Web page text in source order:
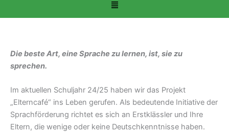
Menü
Die beste Art, eine Sprache zu lernen, ist, sie zu
sprechen.
Im aktuellen Schuljahr 24/25 haben wir das Projekt
„Elterncafé“ ins Leben gerufen. Als bedeutende Initiative der
Sprachförderung richtet es sich an Erstklässler und Ihre
Eltern, die wenige oder keine Deutschkenntnisse haben.